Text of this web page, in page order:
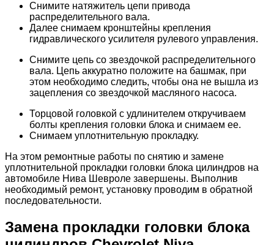
Снимите натяжитель цепи привода
распределительного вала.
Далее снимаем кронштейны крепления
гидравлического усилителя рулевого управления.
Снимите цепь со звездочкой распределительного
вала. Цепь аккуратно положите на башмак, при
этом необходимо следить, чтобы она не вышла из
зацепления со звездочкой масляного насоса.
Торцовой головкой с удлинителем откручиваем
болты крепления головки блока и снимаем ее.
Снимаем уплотнительную прокладку.
На этом ремонтные работы по снятию и замене
уплотнительной прокладки головки блока цилиндров на
автомобиле Нива Шевроле завершены. Выполнив
необходимый ремонт, установку проводим в обратной
последовательности.
Замена прокладки головки блока